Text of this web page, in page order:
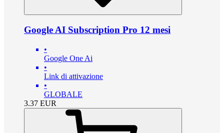
Google AI Subscription Pro 12 mesi
•
Google One Ai
•
Link di attivazione
•
GLOBALE
3.37 EUR